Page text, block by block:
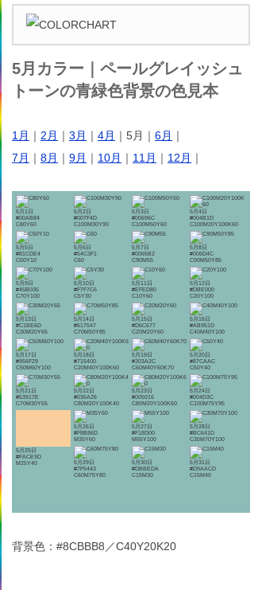
5月カラー｜ペールグレイッシュ
トーンの青緑色背景の色見本
1月 ｜ 2月 ｜ 3月 ｜ 4月 ｜5月｜ 6月 ｜
7月 ｜ 8月 ｜ 9月 ｜ 10月 ｜ 11月 ｜ 12月 ｜
5月1日
#00AB84
C80Y60
5月2日
#007F4D
C100M30Y90
5月3日
#00696C
C100M50Y60
5月4日
#004B1D
C100M20Y100K60
5月5日
#81CDE4
C50Y10
5月6日
#54C3F1
C60
5月7日
#0065B2
C90M55
5月8日
#006D4C
C90M50Y85
5月9日
#45B035
C70Y100
5月10日
#F7F7C6
C5Y30
5月11日
#EFED80
C10Y60
5月12日
#DBE000
C20Y100
5月13日
#C1BE6D
C30M20Y65
5月14日
#617547
C70M50Y85
5月15日
#D6C677
C20M20Y60
5月16日
#AB951D
C40M40Y100
5月17日
#956F29
C50M60Y100
5月18日
#715400
C20M40Y100K60
5月19日
#303A2C
C60M40Y60K70
5月20日
#87CAAC
C50Y40
5月21日
#53917E
C70M30Y55
5月22日
#036A26
C80M20Y100K40
5月23日
#005016
C80M20Y100K60
5月24日
#004D3C
C100M75Y95
5月25日
#FACE9D
M25Y40
5月26日
#F8B86D
M35Y60
5月27日
#F18D00
M55Y100
5月28日
#BC641D
C30M70Y100
5月29日
#7F5443
C60M75Y80
5月30日
#DBBEDA
C15M30
5月31日
#D9AACD
C15M40
背景色：#8CBBB8／C40Y20K20